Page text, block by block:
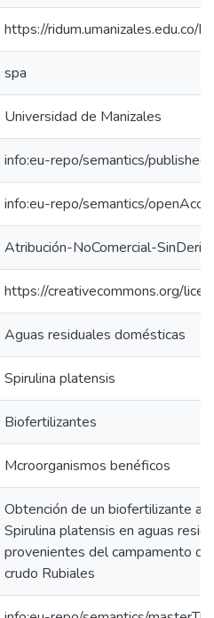
https://
spa
Universidad de Manizales
info:eu-repo/semantics/
info:eu-repo/semantics/
Atribución-NoComercial-
https://creativecommons.org/
Aguas residuales domésticas
Spirulina platensis
Biofertilizantes
Mcroorganismos benéficos
Obtención de un biofertilizante a
Spirulina platensis en aguas
provenientes del campamento
crudo Rubiales